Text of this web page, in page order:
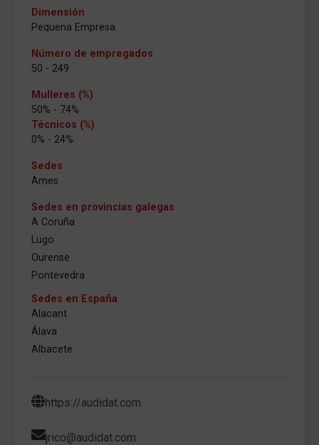
Dimensión
Pequena Empresa
Número de empregados
50 - 249
Mulleres (%)
50% - 74%
Técnicos (%)
0% - 24%
Sedes
Ames
Sedes en provincias galegas
A Coruña
Lugo
Ourense
Pontevedra
Sedes en España
Alacant
Álava
Albacete
https://audidat.com
jrico@audidat.com